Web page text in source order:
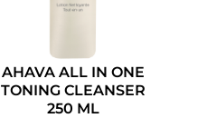
AHAVA ALL IN ONE
TONING CLEANSER
250 ML